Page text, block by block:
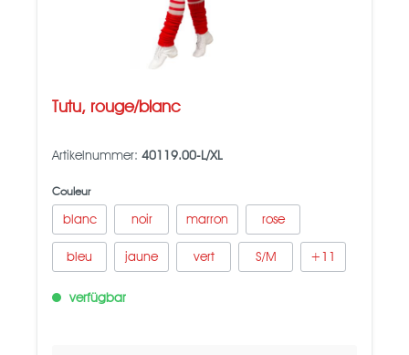
Tutu, rouge/blanc
Artikelnummer: 40119.00-L/XL
Couleur
blanc noir marron rose
bleu jaune vert S/M +11
verfügbar